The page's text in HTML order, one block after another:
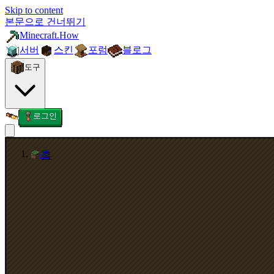
Skip to content
본문으로 건너뛰기
Minecraft.How
서버
스킨 포럼 블로그
도구
로그인
홈